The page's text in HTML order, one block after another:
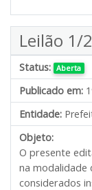
Leilão 1/
Status: Aberta
Publicado em:
Entidade:
Objeto:
O presente
na modalidade
considerados